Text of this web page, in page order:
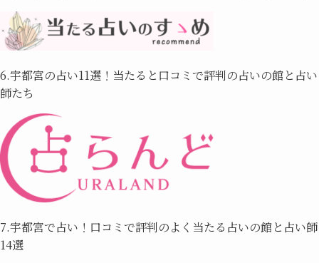
6.宇都宮の占い11選！当たると口コミで評判の占いの館と占い
師たち
7.宇都宮で占い！口コミで評判のよく当たる占いの館と占い師
14選